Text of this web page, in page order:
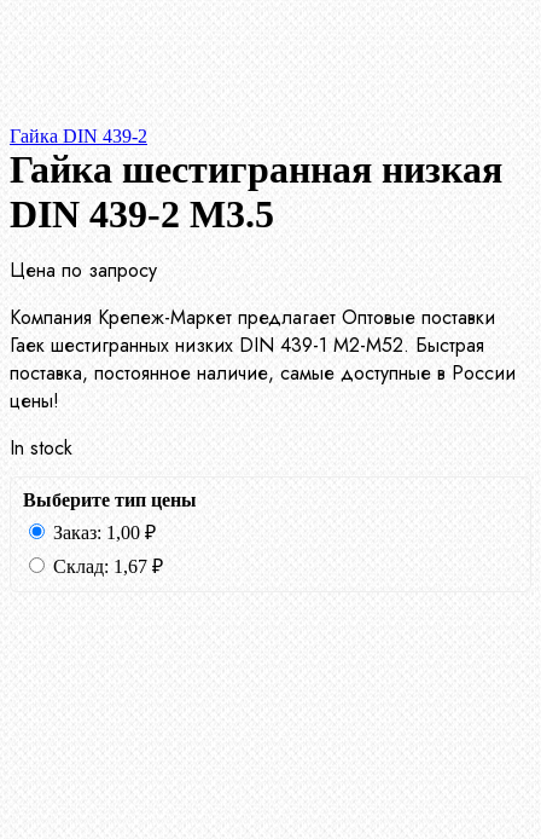
Гайка DIN 439-2
Гайка шестигранная низкая
DIN 439-2 М3.5
Цена по запросу
Компания Крепеж-Маркет предлагает Оптовые поставки
Гаек шестигранных низких DIN 439-1 М2-М52. Быстрая
поставка, постоянное наличие, самые доступные в России
цены!
In stock
Выберите тип цены
Заказ: 1,00 ₽
Склад: 1,67 ₽